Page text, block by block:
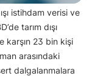
istihdam verisi ve
tarım dışı
karşın 23 bin kişi
arasındaki
dalgalanmalara